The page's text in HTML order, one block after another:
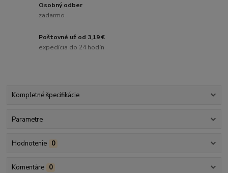
Osobný odber
zadarmo
Poštovné už od 3,19 €
expedícia do 24 hodín
Kompletné špecifikácie
Parametre
Hodnotenie 0
Komentáre 0